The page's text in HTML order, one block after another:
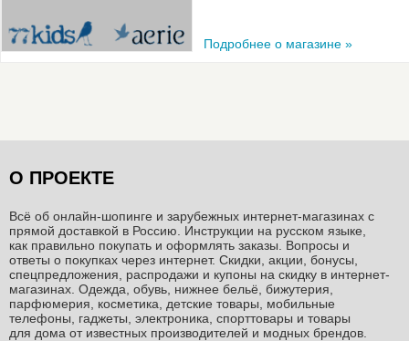
Подробнее о магазине »
О ПРОЕКТЕ
Всё об онлайн-шопинге и зарубежных интернет-магазинах c
прямой доставкой в Россию. Инструкции на русском языке,
как правильно покупать и оформлять заказы. Вопросы и
ответы о покупках через интернет. Скидки, акции, бонусы,
спецпредложения, распродажи и купоны на скидку в интернет-
магазинах. Одежда, обувь, нижнее бельё, бижутерия,
парфюмерия, косметика, детские товары, мобильные
телефоны, гаджеты, электроника, спорттовары и товары
для дома от известных производителей и модных брендов.